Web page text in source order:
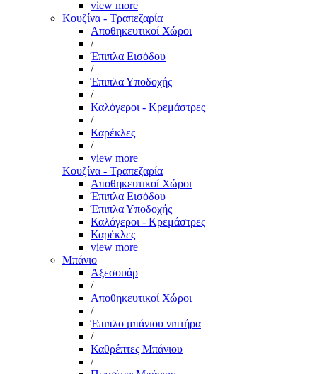
view more
Κουζίνα - Τραπεζαρία
Αποθηκευτικοί Χώροι
/
Έπιπλα Εισόδου
/
Έπιπλα Υποδοχής
/
Καλόγεροι - Κρεμάστρες
/
Καρέκλες
/
view more
Κουζίνα - Τραπεζαρία
Αποθηκευτικοί Χώροι
Έπιπλα Εισόδου
Έπιπλα Υποδοχής
Καλόγεροι - Κρεμάστρες
Καρέκλες
view more
Μπάνιο
Αξεσουάρ
/
Αποθηκευτικοί Χώροι
/
Έπιπλο μπάνιου νιπτήρα
/
Καθρέπτες Μπάνιου
/